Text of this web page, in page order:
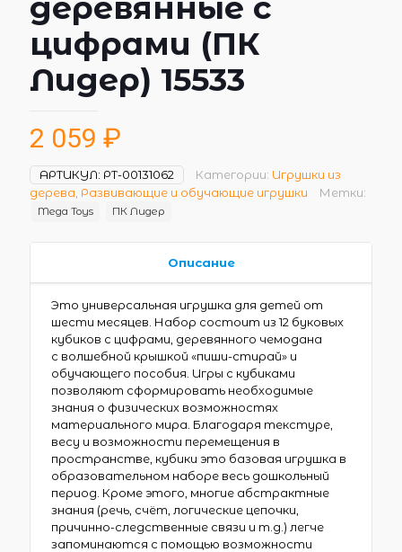
цифрами (ПК
Лидер) 15533
2 059 ₽
АРТИКУЛ: РТ-00131062 Категории: Игрушки из
дерева Развивающие и обучающие игрушки Метки:
Mega Toys ПК Лидер
Описание
Это универсальная игрушка для детей от
шести месяцев. Набор состоит из 12 буковых
кубиков с цифрами, деревянного чемодана
с волшебной крышкой «пиши-стирай» и
обучающего пособия. Игры с кубиками
позволяют сформировать необходимые
знания о физических возможностях
материального мира. Благодаря текстуре,
весу и возможности перемещения в
пространстве, кубики это базовая игрушка в
образовательном наборе весь дошкольный
период. Кроме этого, многие абстрактные
знания (речь, счёт, логические цепочки,
причинно-следственные связи и т.д.) легче
запоминаются с помощью возможности